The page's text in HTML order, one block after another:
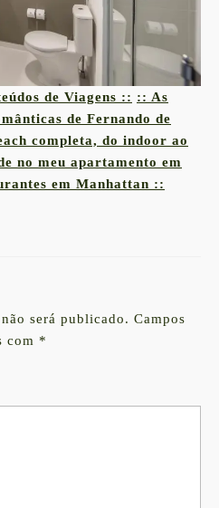
de Viagens :: :: As
de Fernando de
completa, do indoor ao
no meu apartamento em
em Manhattan ::
será publicado. Campos
com *